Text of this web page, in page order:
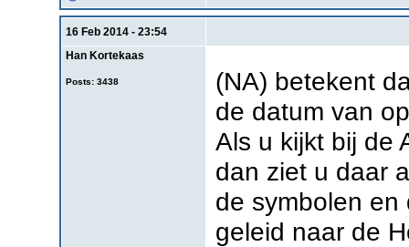
16 Feb 2014 - 23:54
Han Kortekaas
Posts: 3438
(NA) betekent
de datum van
Als u kijkt bij de
dan ziet u daar
de symbolen
geleid naar de